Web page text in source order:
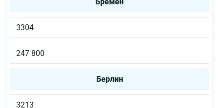
3304
247 800
Берлин
3213